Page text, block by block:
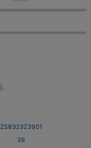
ZS8323Z3901
39